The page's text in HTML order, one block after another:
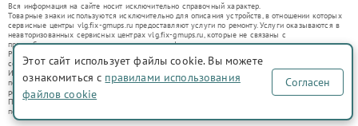
Вся информация на сайте носит исключительно справочный характер.
Товарные знаки используются исключительно для описания устройств, в отношении которых
сервисные центры vlg.fix-gmups.ru предоставляют услуги по ремонту. Услуги оказываются в
неавторизованных сервисных центрах vlg.fix-gmups.ru, которые не связаны с
правообладателями товарных знаков или их официальными представителями.
Ремонт осуществляется для устройств, уже введенных в гражданский оборот в соответствии
со статьей 1487 ГК РФ.
Использование товарных знаков не преследует цели индивидуализации услуг или введения
потребителей в заблуждение, а служит для информирования о предоставляемых услугах по
ремонту техники указанных брендов.
Представленная на сайте информация не является публичной офертой, определяемой
положениями Статьи 437(2) Гражданского кодекса РФ
Этот сайт использует файлы cookie. Вы можете
ознакомиться с правилами использования
файлов cookie
Согласен